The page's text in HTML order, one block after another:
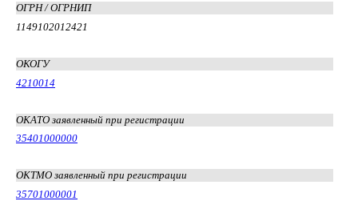
ОГРН / ОГРНИП
1149102012421
ОКОГУ
4210014
ОКАТО заявленный при регистрации
35401000000
ОКТМО заявленный при регистрации
35701000001